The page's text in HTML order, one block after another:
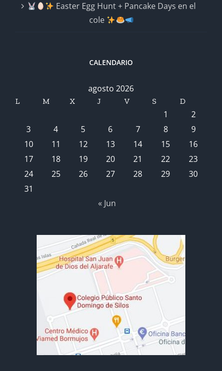
Easter Egg Hunt + Pancake Days en el
cole
CALENDARIO
agosto 2026
L M X J V S D
1
2
3
4 5 6 7 8
9
10
11 12 13 14 15
16
17
18 19 20 21 22
23
24
25 26 27 28 29
30
31
« Jun